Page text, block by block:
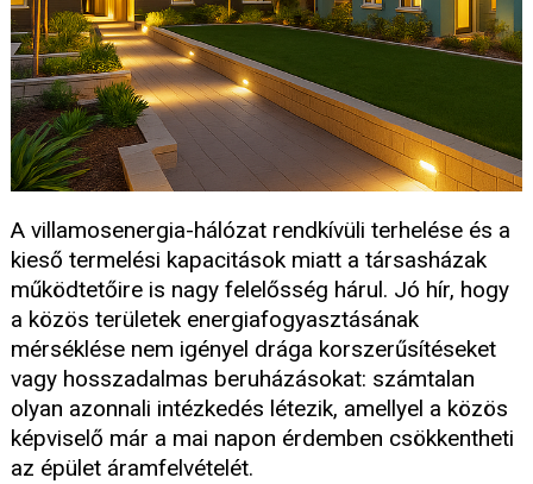
A villamosenergia-hálózat rendkívüli terhelése és a
kieső termelési kapacitások miatt a társasházak
működtetőire is nagy felelősség hárul. Jó hír, hogy
a közös területek energiafogyasztásának
mérséklése nem igényel drága korszerűsítéseket
vagy hosszadalmas beruházásokat: számtalan
olyan azonnali intézkedés létezik, amellyel a közös
képviselő már a mai napon érdemben csökkentheti
az épület áramfelvételét.